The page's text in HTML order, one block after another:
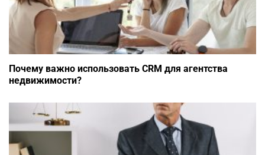
Почему важно использовать CRM для агентства
недвижимости?